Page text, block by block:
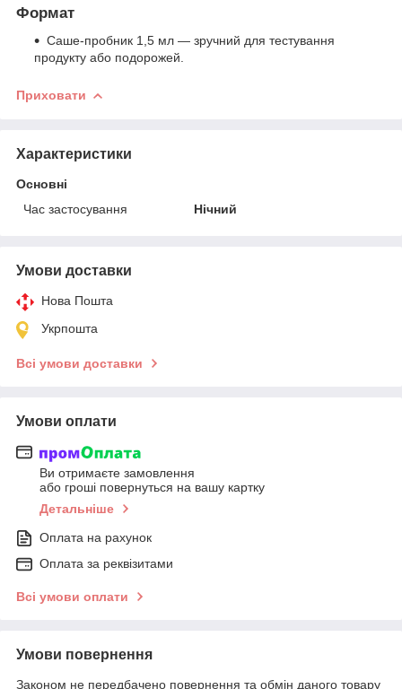
Формат
Саше-пробник 1,5 мл — зручний для тестування
продукту або подорожей.
Приховати
Характеристики
Основні
Час застосування
Нічний
Умови доставки
Нова Пошта
Укрпошта
Всі умови доставки
Умови оплати
Ви отримаєте замовлення
або гроші повернуться на вашу картку
Детальніше
Оплата на рахунок
Оплата за реквізитами
Всі умови оплати
Умови повернення
Законом не передбачено повернення та обмін даного товару